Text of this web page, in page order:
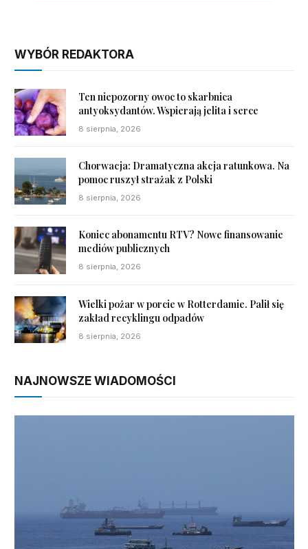
WYBÓR REDAKTORA
Ten niepozorny owoc to skarbnica
antyoksydantów. Wspierają jelita i serce
8 sierpnia, 2026
Chorwacja: Dramatyczna akcja ratunkowa. Na
pomoc ruszył strażak z Polski
8 sierpnia, 2026
Koniec abonamentu RTV? Nowe finansowanie
mediów publicznych
8 sierpnia, 2026
Wielki pożar w porcie w Rotterdamie. Palił się
zakład recyklingu odpadów
8 sierpnia, 2026
NAJNOWSZE WIADOMOŚCI